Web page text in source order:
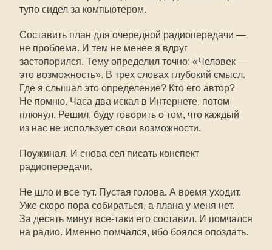
тупо сидел за компьютером.
Составить план для очередной радиопередачи —
не проблема. И тем не менее я вдруг
застопорился. Тему определил точно: «Человек —
это возможность». В трех словах глубокий смысл.
Где я слышал это определение? Кто его автор?
Не помню. Часа два искал в Интернете, потом
плюнул. Решил, буду говорить о том, что каждый
из нас не использует свои возможности.
Поужинал. И снова сел писать конспект
радиопередачи.
Не шло и все тут. Пустая голова. А время уходит.
Уже скоро пора собираться, а плана у меня нет.
За десять минут все-таки его составил. И помчался
на радио. Именно помчался, ибо боялся опоздать.